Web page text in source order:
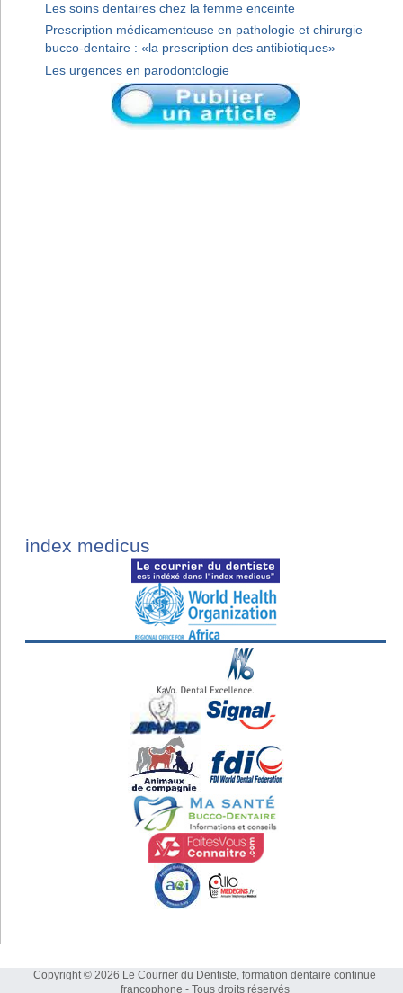
Les soins dentaires chez la femme enceinte
Prescription médicamenteuse en pathologie et chirurgie
bucco-dentaire : «la prescription des antibiotiques»
Les urgences en parodontologie
index medicus
Copyright © 2026 Le Courrier du Dentiste, formation dentaire continue
francophone - Tous droits réservés